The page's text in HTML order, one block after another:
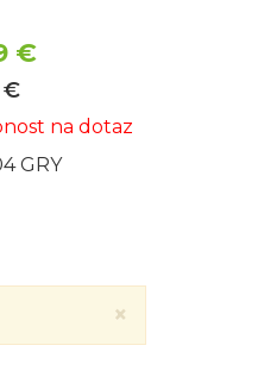
€
€
na dotaz
GRY
×